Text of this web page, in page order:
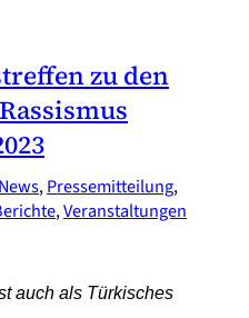
zu den
, Pressemitteilung
, Veranstaltungen